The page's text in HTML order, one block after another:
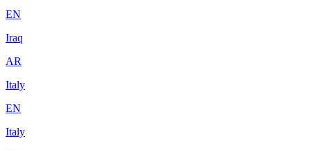
EN
Iraq
AR
Italy
EN
Italy